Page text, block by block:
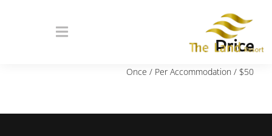
Price
$50
/ Once / Per Accommodation